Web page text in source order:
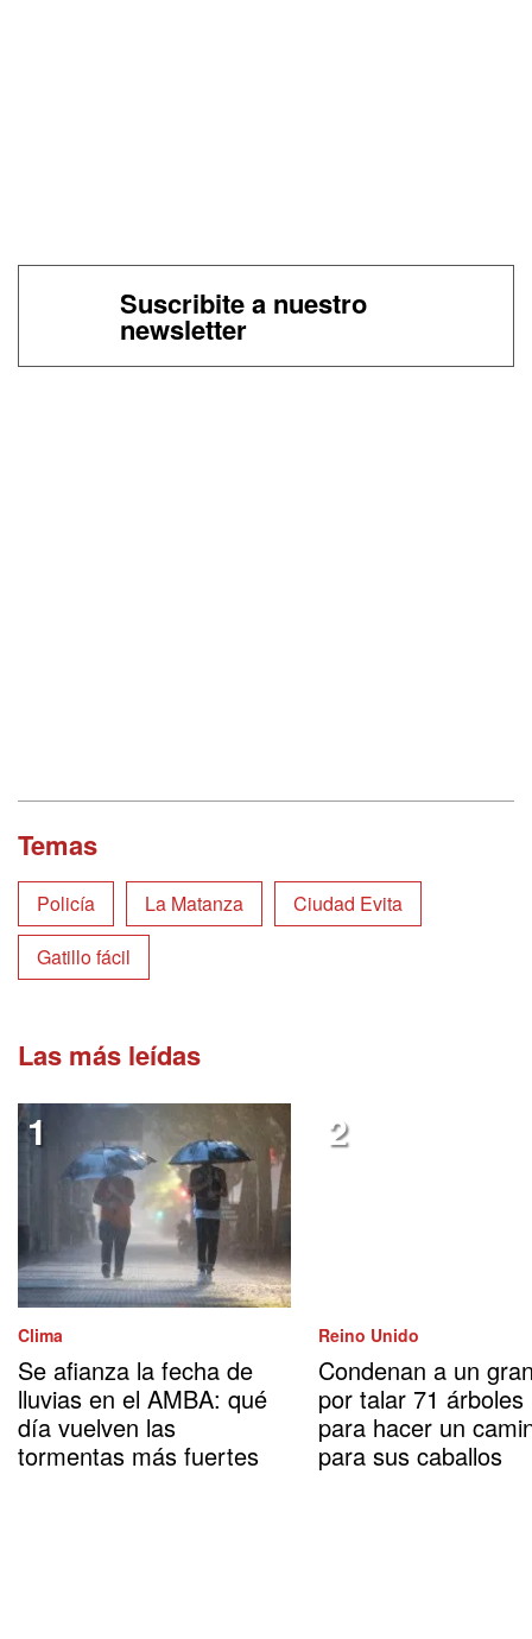
Suscribite a nuestro
newsletter
Temas
Policía La Matanza
Ciudad Evita
Gatillo fácil
Las más leídas
Clima
Se afianza la fecha de
lluvias en el AMBA: qué
día vuelven las
tormentas más fuertes
Reino Unido
Condenan a un
por talar 71 árboles
para hacer un
para sus caballos